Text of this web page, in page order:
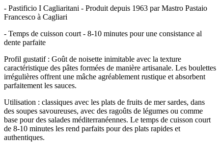
- Pastificio I Cagliaritani - Produit depuis 1963 par Mastro Pastaio
Francesco à Cagliari
- Temps de cuisson court - 8-10 minutes pour une consistance al
dente parfaite
Profil gustatif : Goût de noisette inimitable avec la texture
caractéristique des pâtes formées de manière artisanale. Les boulettes
irrégulières offrent une mâche agréablement rustique et absorbent
parfaitement les sauces.
Utilisation : classiques avec les plats de fruits de mer sardes, dans
des soupes savoureuses, avec des ragoûts de légumes ou comme
base pour des salades méditerranéennes. Le temps de cuisson court
de 8-10 minutes les rend parfaits pour des plats rapides et
authentiques.